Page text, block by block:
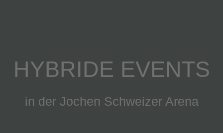
HYBRIDE EVENTS
in der Jochen Schweizer Arena